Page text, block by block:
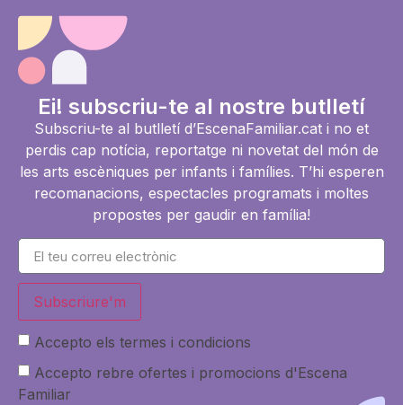
Ei! subscriu-te al nostre butlletí
Subscriu-te al butlletí d’EscenaFamiliar.cat i no et
perdis cap notícia, reportatge ni novetat del món de
les arts escèniques per infants i famílies. T’hi esperen
recomanacions, espectacles programats i moltes
propostes per gaudir en família!
Subscriure'm
Accepto els termes i condicions
Accepto rebre ofertes i promocions d'Escena
Familiar